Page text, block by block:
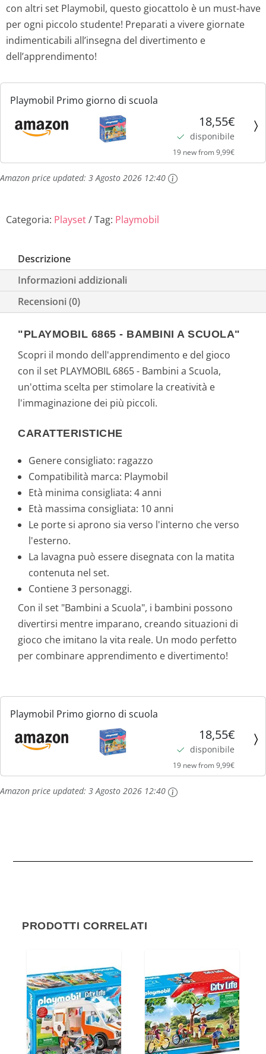
con altri set Playmobil, questo giocattolo è un must-have
per ogni piccolo studente! Preparati a vivere giornate
indimenticabili all’insegna del divertimento e
dell’apprendimento!
Playmobil Primo giorno di scuola
18,55€
disponibile
19 new from 9,99€
Amazon price updated: 3 Agosto 2026 12:40
Categoria: Playset Tag: Playmobil
Descrizione
Informazioni addizionali
Recensioni (0)
"PLAYMOBIL 6865 - BAMBINI A SCUOLA"
Scopri il mondo dell'apprendimento e del gioco
con il set PLAYMOBIL 6865 - Bambini a Scuola,
un'ottima scelta per stimolare la creatività e
l'immaginazione dei più piccoli.
CARATTERISTICHE
Genere consigliato: ragazzo
Compatibilità marca: Playmobil
Età minima consigliata: 4 anni
Età massima consigliata: 10 anni
Le porte si aprono sia verso l'interno che verso
l'esterno.
La lavagna può essere disegnata con la matita
contenuta nel set.
Contiene 3 personaggi.
Con il set "Bambini a Scuola", i bambini possono
divertirsi mentre imparano, creando situazioni di
gioco che imitano la vita reale. Un modo perfetto
per combinare apprendimento e divertimento!
Playmobil Primo giorno di scuola
18,55€
disponibile
19 new from 9,99€
Amazon price updated: 3 Agosto 2026 12:40
PRODOTTI CORRELATI